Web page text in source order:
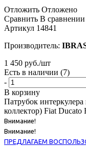
Отложить Отложено
Сравнить В сравнении
Артикул 14841
Производитель:
1 450 руб./шт
Есть в наличии (7)
-
В корзину
Патрубок
коллектор) Fiat Ducato
Внимание!
Внимание!
ПРЕДЛАГАЕМ